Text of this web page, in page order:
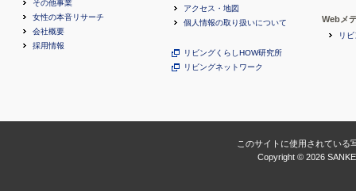
その他事業
女性の本音リサーチ
会社概要
採用情報
アクセス・地図
個人情報の取り扱いについて
リビングくらしHOW研究所
リビングネットワーク
Webメ
リ
このサイトに使用されている
Copyright © 2026